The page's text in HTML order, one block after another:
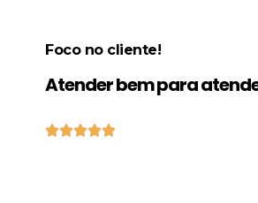
Foco no cliente!
Atender bem para
